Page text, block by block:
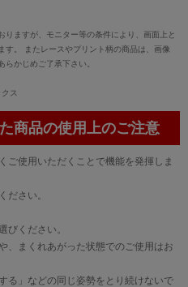
ますが、モニター等の条件により、画面上と
す。 またレースやプリント柄の商品は、画像
らかじめご了承下さい。
ス
商品の使用上のご注意
ご使用いただくことで機能を発揮しま
ださい。
びください。
、まくれあがった状態でのご使用はお
る」などの同じ姿勢をとり続けないで